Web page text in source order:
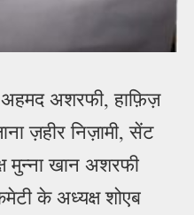
अशरफी, हाफ़िज़
ज़हीर निज़ामी, सेंट
खान अशरफी
के अध्यक्ष शोएब